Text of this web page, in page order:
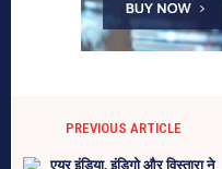
PREVIOUS ARTICLE